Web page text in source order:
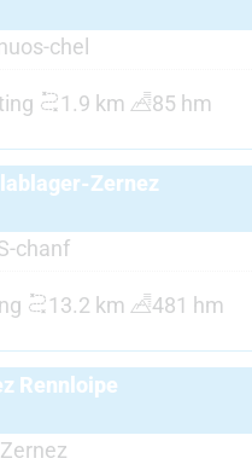
chel
1.9 km 85 hm
Zernez
chanf
13.2 km 481 hm
Rennloipe
Zernez